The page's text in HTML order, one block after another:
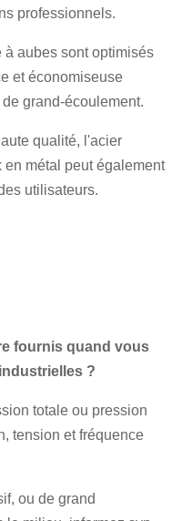
Peut
DB685…
Q235, Q345,
SS304, SS316,
HG785,
DB685…
acier 45# (acier
SÈCHE, SKF,
écran protecteur,
canalisation de
et de débouché,
électrique,
professionnels.
à aubes sont optimisés
et économiseuse
grand-écoulement.
qualité, l'acier
métal peut également
utilisateurs.
fournis quand vous
?
totale ou pression
tension et fréquence
ou de grand